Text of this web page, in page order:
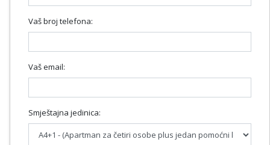
Vaš broj telefona:
Vaš email:
Smještajna jedinica: